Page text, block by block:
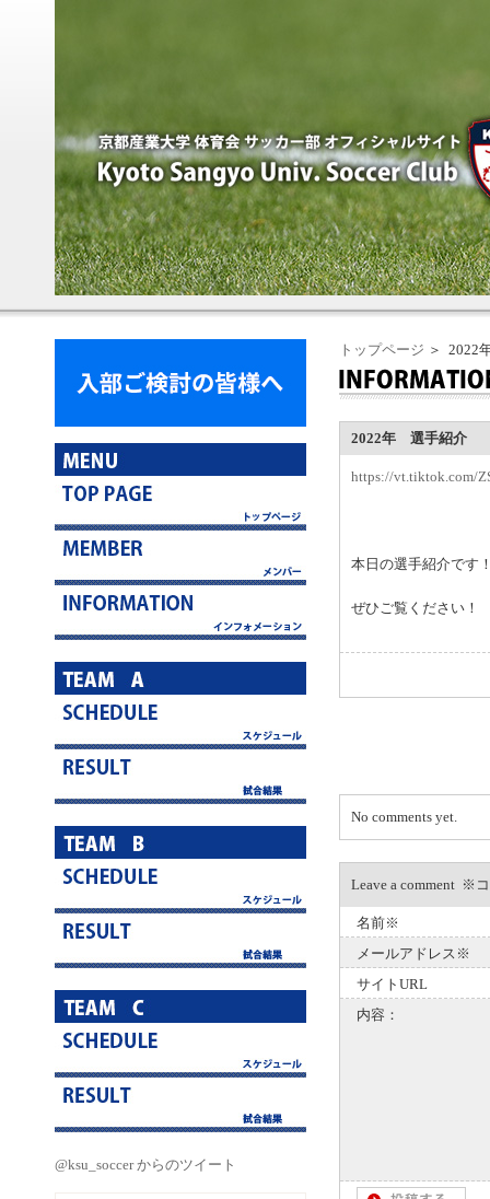
@ksu_soccer からのツイート
トップページ ＞ 2022
2022年 選手紹介
https://vt.tiktok.com/
本日の選手紹介です
ぜひご覧ください！
No comments yet.
Leave a comment ※
名前※
メールアドレス※
サイトURL
内容：